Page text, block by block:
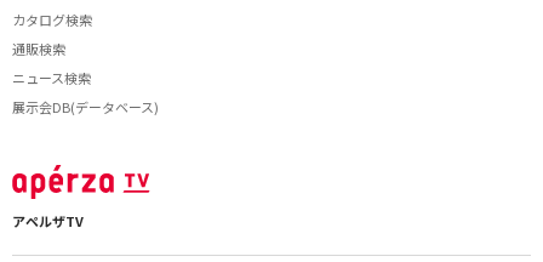
カタログ検索
通販検索
ニュース検索
展示会DB(データベース)
アペルザTV